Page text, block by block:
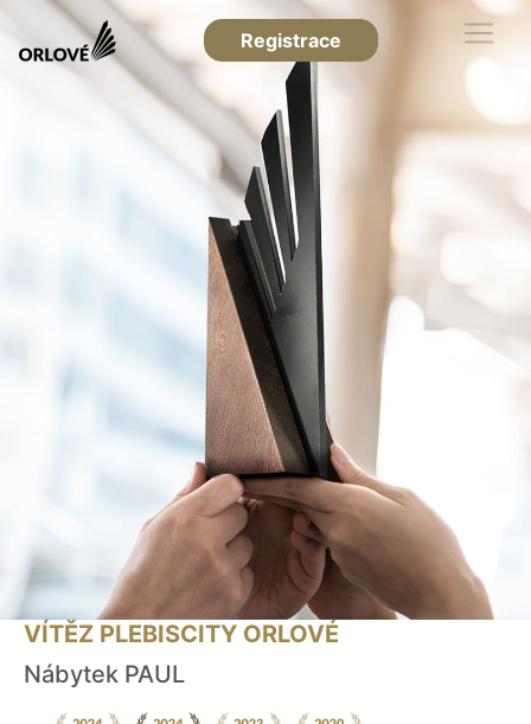
Registrace
VÍTĚZ PLEBISCITY ORLOVÉ
Nábytek PAUL